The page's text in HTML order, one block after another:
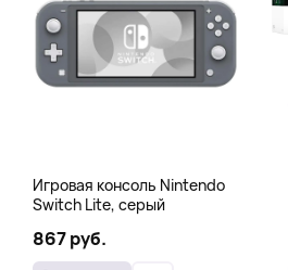
Игровая консоль Nintendo
Switch Lite, серый
867 руб.